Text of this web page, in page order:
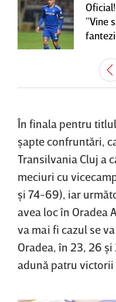
”Vine
În finala pentru
şapte confruntări,
Transilvania Cluj a
meciuri cu
şi 74-69), iar
avea loc în Oradea
va mai fi cazul se
Oradea, în 23, 26
adună patru